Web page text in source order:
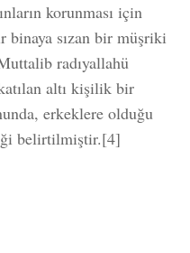
korunması için
binaya sızan bir müşriki
radıyallahü
altı kişilik bir
erkeklere olduğu
belirtilmiştir.[4]